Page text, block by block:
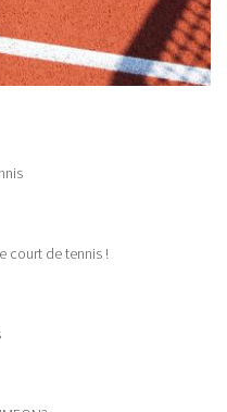
court de tennis !